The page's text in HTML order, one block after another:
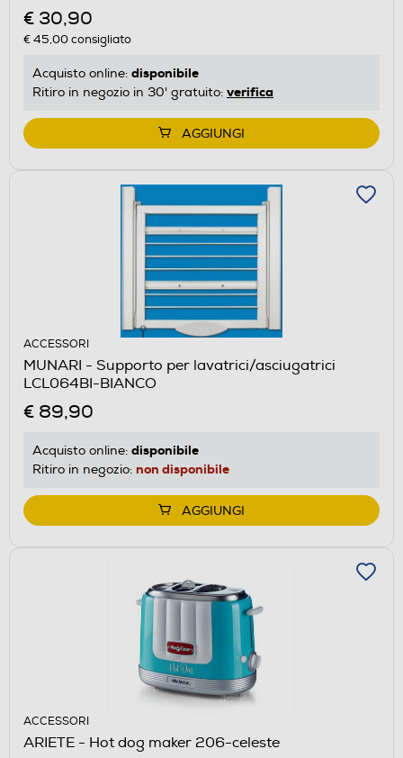
€ 30,90
€ 45,00consigliato
Acquisto online: disponibile
Ritiro in negozio in 30' gratuito: verifica
AGGIUNGI
ACCESSORI
MUNARI - Supporto per lavatrici/asciugatrici
LCL064BI-BIANCO
€ 89,90
Acquisto online: disponibile
Ritiro in negozio: non disponibile
AGGIUNGI
ACCESSORI
ARIETE - Hot dog maker 206-celeste